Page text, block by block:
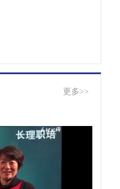
更多>>